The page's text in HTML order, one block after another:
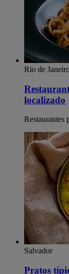
Rio de
localizado
Restaurantes
Salvador
Pratos